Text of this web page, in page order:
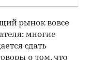
рынок вовсе
многие
сдать
о том, что